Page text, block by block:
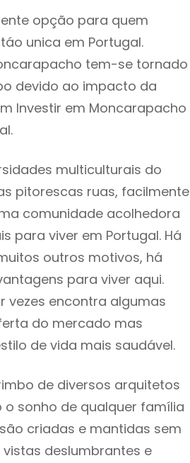
opção para quem
unica em Portugal.
tem-se tornado
devido ao impacto da
Investir em Moncarapacho
multiculturais do
pitorescas ruas, facilmente
comunidade acolhedora
para viver em Portugal. Há
outros motivos, há
para viver aqui.
vezes encontra algumas
do mercado mas
de vida mais saudável.
de diversos arquitetos
sonho de qualquer família
criadas e mantidas sem
deslumbrantes e